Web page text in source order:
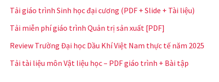
Tải giáo trình Sinh học đại cương (PDF + Slide + Tài liệu)
Tải miễn phí giáo trình Quản trị sản xuất [PDF]
Review Trường Đại học Dầu Khí Việt Nam thực tế năm 2025
Tải tài liệu môn Vật liệu học – PDF giáo trình + Bài tập